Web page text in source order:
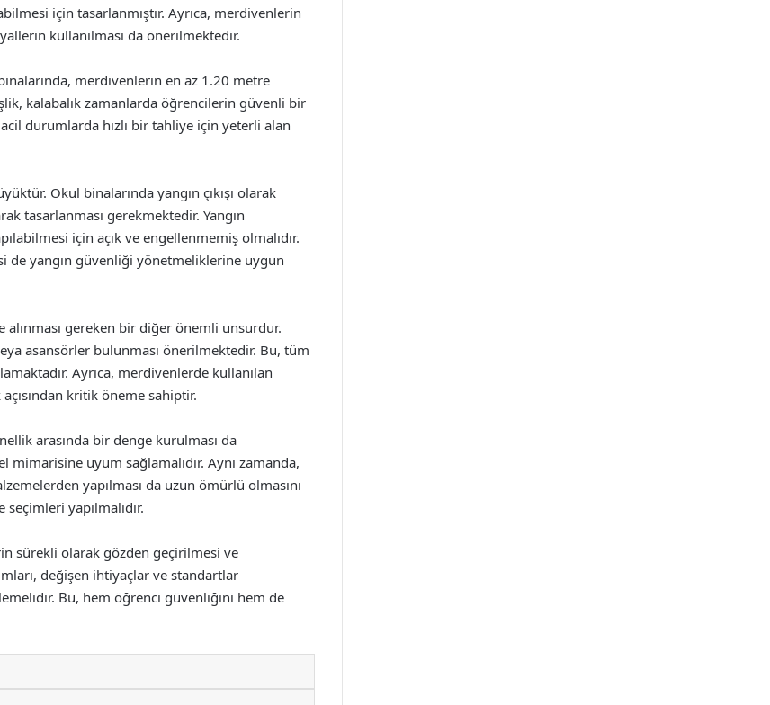
için tasarlanmıştır. Ayrıca, merdivenlerin
kullanılması da önerilmektedir.
merdivenlerin en az 1.20 metre
kalabalık zamanlarda öğrencilerin güvenli bir
durumlarda hızlı bir tahliye için yeterli alan
Okul binalarında yangın çıkışı olarak
tasarlanması gerekmektedir. Yangın
için açık ve engellenmemiş olmalıdır.
de yangın güvenliği yönetmeliklerine uygun
gereken bir diğer önemli unsurdur.
asansörler bulunması önerilmektedir. Bu, tüm
Ayrıca, merdivenlerde kullanılan
kritik öneme sahiptir.
arasında bir denge kurulması da
uyum sağlamalıdır. Aynı zamanda,
yapılması da uzun ömürlü olmasını
yapılmalıdır.
sürekli olarak gözden geçirilmesi ve
değişen ihtiyaçlar ve standartlar
Bu, hem öğrenci güvenliğini hem de